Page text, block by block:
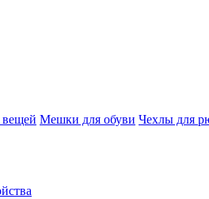
Мешки для обуви Чехлы для